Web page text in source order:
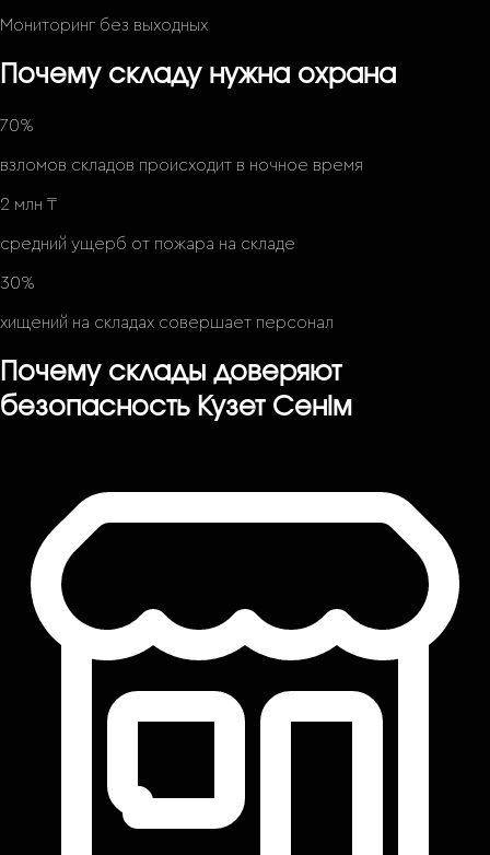
Мониторинг без выходных
Почему складу нужна охрана
70%
взломов складов происходит в ночное время
2 млн ₸
средний ущерб от пожара на складе
30%
хищений на складах совершает персонал
Почему склады доверяют
безопасность Кузет Сенiм